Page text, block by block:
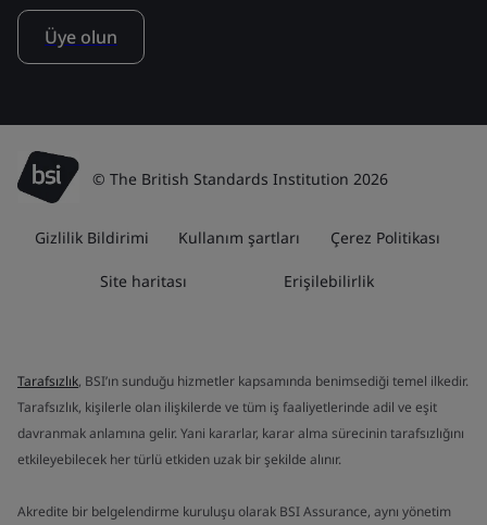
Üye olun
© The British Standards Institution 2026
Gizlilik Bildirimi Kullanım şartları Çerez Politikası
Site haritası Erişilebilirlik
Tarafsızlık, BSI’ın sunduğu hizmetler kapsamında benimsediği temel ilkedir.
Tarafsızlık, kişilerle olan ilişkilerde ve tüm iş faaliyetlerinde adil ve eşit
davranmak anlamına gelir. Yani kararlar, karar alma sürecinin tarafsızlığını
etkileyebilecek her türlü etkiden uzak bir şekilde alınır.
Akredite bir belgelendirme kuruluşu olarak BSI Assurance, aynı yönetim